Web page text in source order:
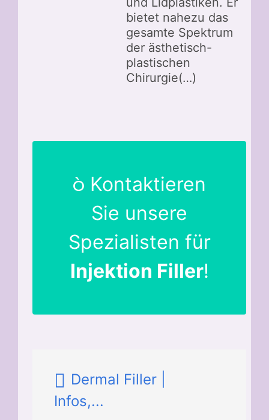
bietet nahezu das
gesamte Spektrum
der ästhetisch-
plastischen
Chirurgie(…)
Kontaktieren
Sie unsere
Spezialisten für
Injektion Filler!
Dermal Filler |
Infos,...